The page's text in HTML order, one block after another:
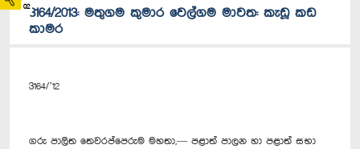
023164/2013: මතුගම කුමාර වෙල්ගම මාවත: කැඩූ කඩ
කාමර
3164/’12
ගරු පාලිත තෙවරප්පෙරුම මහතා,— පළාත් පාලන හා පළාත් සභා